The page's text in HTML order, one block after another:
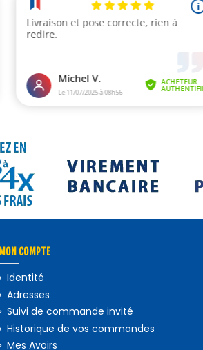
MON COMPTE
Identité
Adresses
Suivi de commande invité
Historique de vos commandes
Mes Avoirs